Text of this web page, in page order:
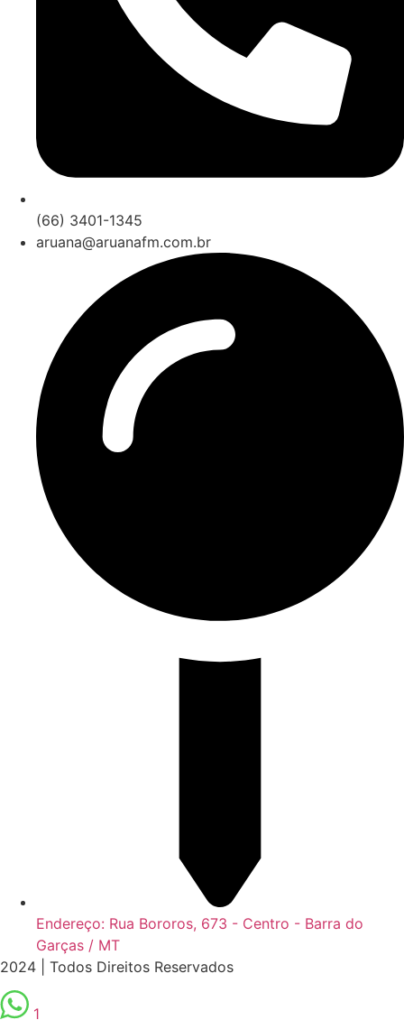
(66) 3401-1345
aruana@aruanafm.com.br
Endereço: Rua Bororos, 673 - Centro - Barra do
Garças / MT
2024 | Todos Direitos Reservados
1